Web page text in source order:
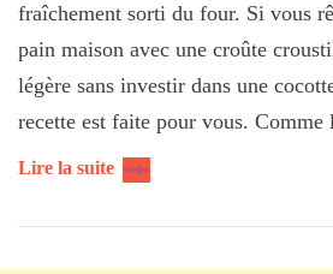
fraîchement sorti du four. Si vous
pain maison avec une croûte
légère sans investir dans une
recette est faite pour vous.
Lire la suite